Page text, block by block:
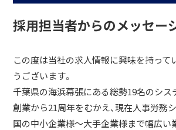
採用担当者からのメッセー
この度は当社の求人情報に興味を持って
うございます。
千葉県の海浜幕張にある総勢19名のシス
創業から21周年をむかえ、現在人事労務
国の中小企業様～大手企業様まで幅広い